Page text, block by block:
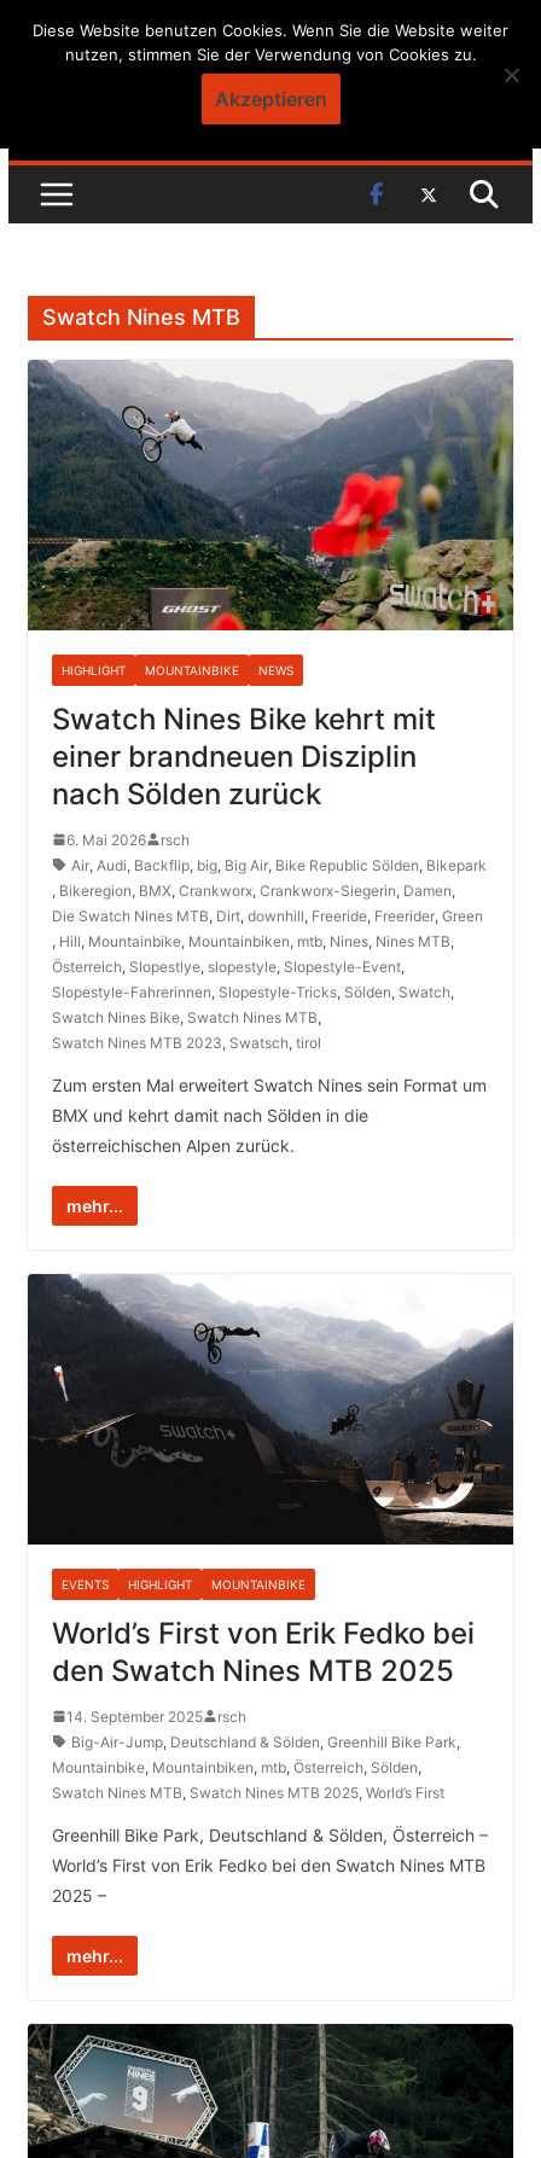
Skip
Swatch Nines MTB
HIGHLIGHT MOUNTAINBIKE NEWS
Swatch Nines Bike kehrt mit
einer brandneuen Disziplin
nach Sölden zurück
6. Mai 2026
rsch
Air, Audi, Backflip, big, Big Air, Bike Republic Sölden, Bikepark
, Bikeregion, BMX, Crankworx, Crankworx-Siegerin, Damen,
Die Swatch Nines MTB, Dirt, downhill, Freeride, Freerider, Green
, Hill, Mountainbike, Mountainbiken, mtb, Nines, Nines MTB,
Österreich, Slopestlye, slopestyle, Slopestyle-Event,
Slopestyle-Fahrerinnen, Slopestyle-Tricks, Sölden, Swatch,
Swatch Nines Bike, Swatch Nines MTB,
Swatch Nines MTB 2023, Swatsch, tirol
Zum ersten Mal erweitert Swatch Nines sein Format um
BMX und kehrt damit nach Sölden in die
österreichischen Alpen zurück.
mehr...
EVENTS HIGHLIGHT MOUNTAINBIKE
World’s First von Erik Fedko bei
den Swatch Nines MTB 2025
14. September 2025
rsch
Big-Air-Jump, Deutschland & Sölden, Greenhill Bike Park,
Mountainbike, Mountainbiken, mtb, Österreich, Sölden,
Swatch Nines MTB, Swatch Nines MTB 2025, World’s First
Greenhill Bike Park, Deutschland & Sölden, Österreich –
World’s First von Erik Fedko bei den Swatch Nines MTB
2025 –
mehr...
Diese Website benutzen Cookies. Wenn Sie die Website weiter
nutzen, stimmen Sie der Verwendung von Cookies zu.
Akzeptieren